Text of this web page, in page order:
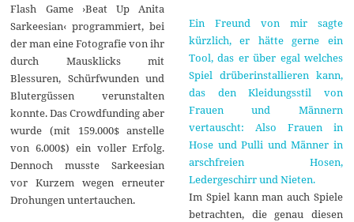
Flash Game ›Beat Up Anita
Sarkeesian‹ programmiert, bei
der man eine Fotografie von ihr
durch Mausklicks mit
Blessuren, Schürfwunden und
Blutergüssen verunstalten
konnte. Das Crowdfunding aber
wurde (mit 159.000$ anstelle
von 6.000$) ein voller Erfolg.
Dennoch musste Sarkeesian
vor Kurzem wegen erneuter
Drohungen untertauchen.
Ein Freund von mir sagte
kürzlich, er hätte gerne ein
Tool, das er über egal welches
Spiel drüberinstallieren kann,
das den Kleidungsstil von
Frauen und Männern
vertauscht: Also Frauen in
Hose und Pulli und Männer in
arschfreien Hosen,
Ledergeschirr und Nieten.
Im Spiel kann man auch Spiele
betrachten, die genau diesen